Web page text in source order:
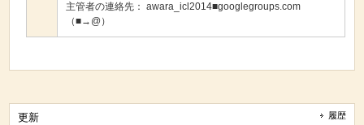
主管者の連絡先： awara_icl2014■googlegroups.com
（■→@）
更新 履歴